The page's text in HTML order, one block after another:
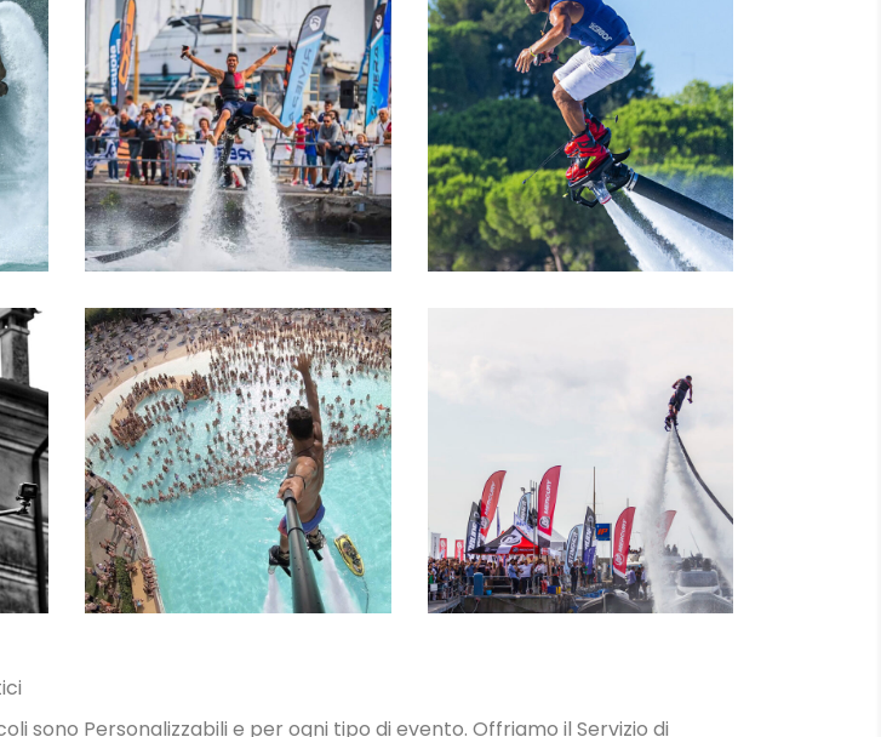
ISTRUTTORI
CERTIFICATI
NOLEGGIO
MOTO
D’ACQUA
SPETTACOLI IN
PISCINA
LEZIONI
sono Personalizzabili e per ogni tipo di evento. Offriamo il Servizio di